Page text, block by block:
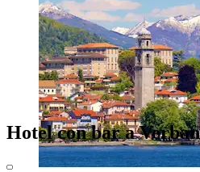
Hotel con bar a